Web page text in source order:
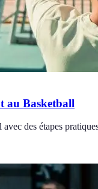
au Basketball
des étapes